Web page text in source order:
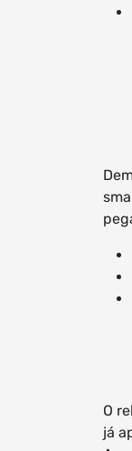
O
já